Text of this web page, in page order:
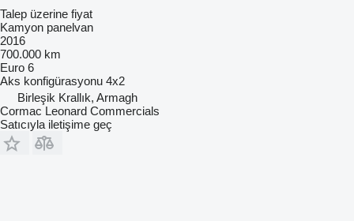
Talep üzerine fiyat
Kamyon panelvan
2016
700.000 km
Euro 6
Aks konfigürasyonu 4x2
Birleşik Krallık, Armagh
Cormac Leonard Commercials
Satıcıyla iletişime geç